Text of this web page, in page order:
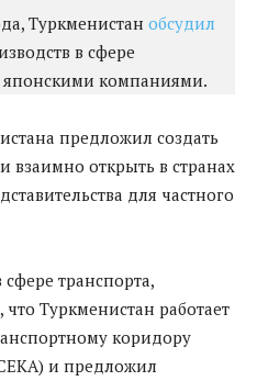
Туркменистан обсудил
в сфере
японскими компаниями.
предложил создать
взаимно открыть в странах
для частного
сфере транспорта,
Туркменистан работает
коридору
и предложил